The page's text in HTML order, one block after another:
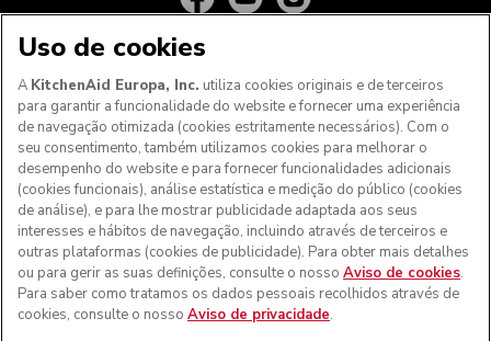
Aos clientes nos Açores, Madeira e outros territórios
portugueses: Por favor, contacte a nossa equipa de Apoio
ao Cliente para efetuar a sua encomenda, de forma a
podermos fornecer os custos de envio exatos e aplicar a
taxa de IVA correta
Uso de cookies
A KitchenAid Europa, Inc. utiliza cookies originais e de terceiros
para garantir a funcionalidade do website e fornecer uma experiência
de navegação otimizada (cookies estritamente necessários). Com o
seu consentimento, também utilizamos cookies para melhorar o
desempenho do website e para fornecer funcionalidades adicionais
(cookies funcionais), análise estatística e medição do público (cookies
de análise), e para lhe mostrar publicidade adaptada aos seus
interesses e hábitos de navegação, incluindo através de terceiros e
outras plataformas (cookies de publicidade). Para obter mais detalhes
ou para gerir as suas definições, consulte o nosso Aviso de cookies.
Para saber como tratamos os dados pessoais recolhidos através de
cookies, consulte o nosso Aviso de privacidade.